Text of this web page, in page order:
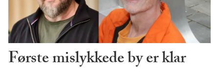
Første mislykkede by er klar